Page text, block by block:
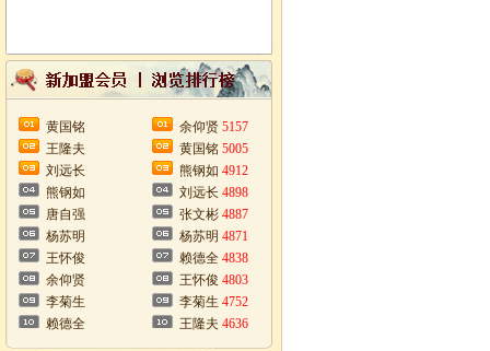
黄国铭
王隆夫
刘远长
熊钢如
唐自强
杨苏明
王怀俊
余仰贤
李菊生
赖德全
余仰贤 5157
黄国铭 5005
熊钢如 4912
刘远长 4898
张文彬 4887
杨苏明 4871
赖德全 4838
王怀俊 4803
李菊生 4752
王隆夫 4636